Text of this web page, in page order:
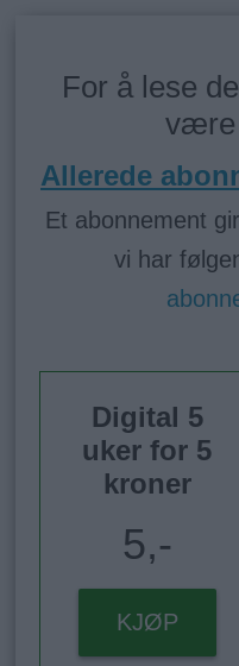
For å lese
være
Allerede
Et abonnement
vi har
Digital 5
uker for 5
kroner
5,-
KJØP